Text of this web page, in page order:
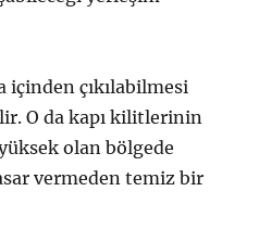
içinden çıkılabilmesi
O da kapı kilitlerinin
olan bölgede
vermeden temiz bir